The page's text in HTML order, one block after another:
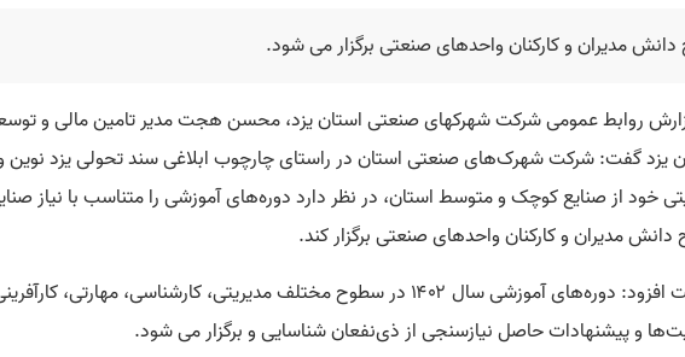
مدیران و کارکنان واحدهای صنعتی برگزار می شود.
روابط عمومی شرکت شهرکهای صنعتی استان یزد، محسن هجت مدیر تامین مالی و
یزد گفت: شرکت شهرک‌های صنعتی استان در راستای چارچوب ابلاغی سند تحولی یزد نوین
خود از صنایع کوچک و متوسط استان، در نظر دارد دوره‌های آموزشی را متناسب با نیاز
مدیران و کارکنان واحدهای صنعتی برگزار کند.
بهجت افزود: دوره‌های آموزشی سال ۱۴۰۲ در سطوح مختلف مدیریتی،
و پیشنهادات حاصل نیازسنجی از ذی‌نفعان شناسایی و برگزار می شود.